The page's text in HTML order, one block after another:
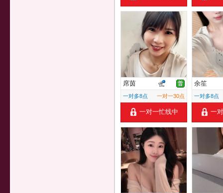
席茵
一对多8点 一对一30点
一对一忙线中
余笙
一对多8点
一